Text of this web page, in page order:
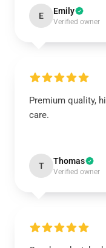
E Emily
Verified owner
Premium quality,
care.
T Thomas
Verified owner